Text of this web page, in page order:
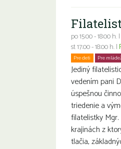
po 15:00 - 18:00 h. |
st 17:00 - 18:00 h. |
Pre deti Pre
Jediný
vedením pani
úspešnou
triedenie a
filatelistky
krajinách z
tlačia,